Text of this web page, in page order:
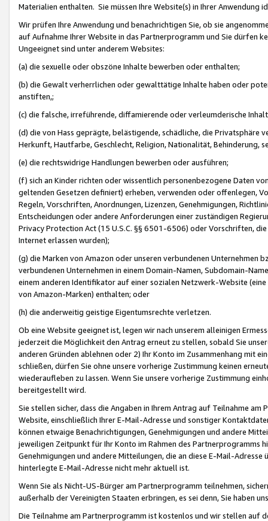
Materialien enthalten. Sie müssen Ihre Website(s) in Ihrer Anwendung
Wir prüfen Ihre Anwendung und benachrichtigen Sie, ob sie
auf Aufnahme Ihrer Website in das Partnerprogramm und Sie dürfen
Ungeeignet sind unter anderem Websites:
(a) die sexuelle oder obszöne Inhalte bewerben oder enthalten;
(b) die Gewalt verherrlichen oder gewalttätige Inhalte haben oder
anstiften,;
(c) die falsche, irreführende, diffamierende oder verleumderische
(d) die von Hass geprägte, belästigende, schädliche, die Privatsphäre
Herkunft, Hautfarbe, Geschlecht, Religion, Nationalität, Behinderung,
(e) die rechtswidrige Handlungen bewerben oder ausführen;
(f) sich an Kinder richten oder wissentlich personenbezogene Daten
geltenden Gesetzen definiert) erheben, verwenden oder offenlegen,
Regeln, Vorschriften, Anordnungen, Lizenzen, Genehmigungen,
Entscheidungen oder andere Anforderungen einer zuständigen
Privacy Protection Act (15 U.S.C. §§ 6501-6506) oder Vorschriften,
Internet erlassen wurden);
(g) die Marken von Amazon oder unseren verbundenen Unternehmen
verbundenen Unternehmen in einem Domain-Namen, Subdomain-
einem anderen Identifikator auf einer sozialen Netzwerk-Website
von Amazon-Marken) enthalten; oder
(h) die anderweitig geistige Eigentumsrechte verletzen.
Ob eine Website geeignet ist, legen wir nach unserem alleinigen
jederzeit die Möglichkeit den Antrag erneut zu stellen, sobald Sie
anderen Gründen ablehnen oder 2) Ihr Konto im Zusammenhang mit
schließen, dürfen Sie ohne unsere vorherige Zustimmung keinen
wiederaufleben zu lassen. Wenn Sie unsere vorherige Zustimmung
bereitgestellt wird.
Sie stellen sicher, dass die Angaben in Ihrem Antrag auf Teilnahme
Website, einschließlich Ihrer E-Mail-Adresse und sonstiger
können etwaige Benachrichtigungen, Genehmigungen und andere
jeweiligen Zeitpunkt für Ihr Konto im Rahmen des Partnerprogramms
Genehmigungen und andere Mitteilungen, die an diese E-Mail-
hinterlegte E-Mail-Adresse nicht mehr aktuell ist.
Wenn Sie als Nicht-US-Bürger am Partnerprogramm teilnehmen,
außerhalb der Vereinigten Staaten erbringen, es sei denn, Sie haben
Die Teilnahme am Partnerprogramm ist kostenlos und wir stellen auf